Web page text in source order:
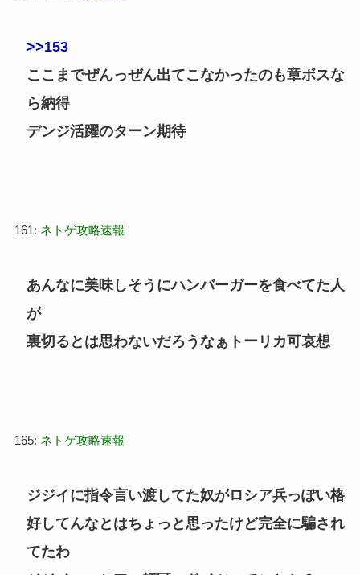
>>153
ここまでぜんっぜん出てこなかったのも章ボスな
ら納得
デンジ活躍のターン期待
161: ネトゲ攻略速報
あんなに美味しそうにハンバーガーを食べてた人
が
裏切るとは思わないだろうなぁトーリカ可哀想
165: ネトゲ攻略速報
ジジイに指令言い渡してた奴がロシア兵っぽい格
好してんなとはちょっと思ったけど完全に騙され
てたわ